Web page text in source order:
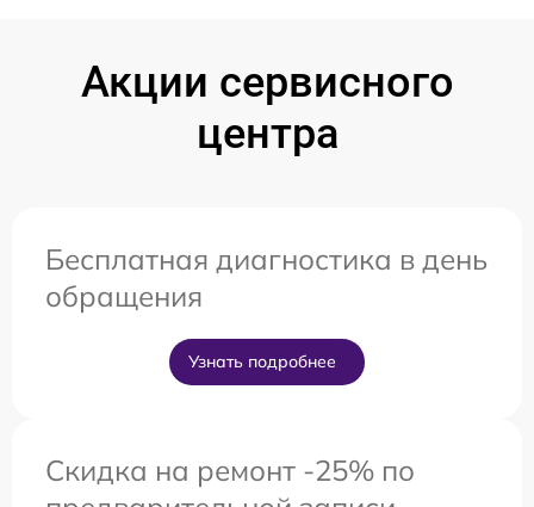
Акции сервисного
центра
Бесплатная диагностика в день
обращения
Узнать подробнее
Скидка на ремонт -25% по